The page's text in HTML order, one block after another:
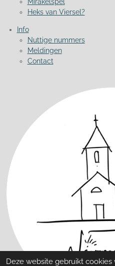
Deze website gebruikt cookies
Heks van Viersel?
Info
Nuttige nummers
Meldingen
Contact